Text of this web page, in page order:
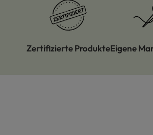
Zertifizierte ProdukteEigene